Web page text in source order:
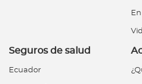
Seguros de salud
Ecuador